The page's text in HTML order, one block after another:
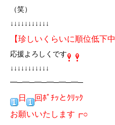
（笑）
↓↓↓↓↓↓↓↓↓↓↓
【珍しいくらいに順位低下中
応援よろしくです
↓↓↓↓↓↓↓↓↓↓↓
━─━─━─━─━─━─
日
回ﾎﾟﾁｯとｸﾘｯｸ
お願いいたします┏○